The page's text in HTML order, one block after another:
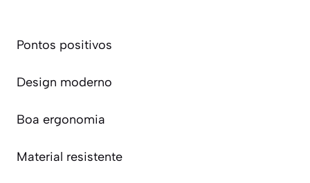
Pontos positivos
Design moderno
Boa ergonomia
Material resistente